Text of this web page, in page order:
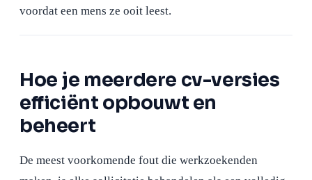
voordat een mens ze ooit leest.
Hoe je meerdere cv-versies
efficiënt opbouwt en
beheert
De meest voorkomende fout die werkzoekenden